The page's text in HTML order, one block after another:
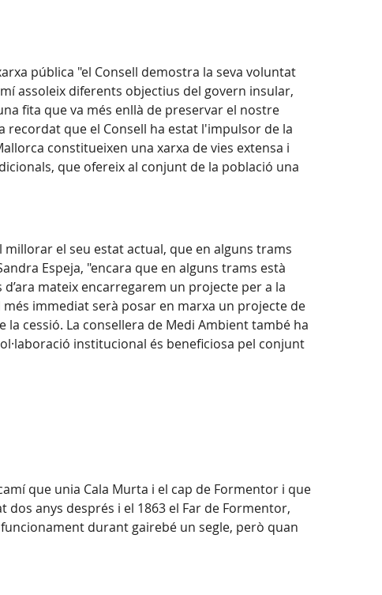
pública "el Consell demostra la seva voluntat
assoleix diferents objectius del govern insular,
fita que va més enllà de preservar el nostre
que el Consell ha estat l'impulsor de la
constitueixen una xarxa de vies extensa i
que ofereix al conjunt de la població una
el seu estat actual, que en alguns trams
Espeja, "encara que en alguns trams està
mateix encarregarem un projecte per a la
immediat serà posar en marxa un projecte de
cessió. La consellera de Medi Ambient també ha
institucional és beneficiosa pel conjunt
que unia Cala Murta i el cap de Formentor i que
anys després i el 1863 el Far de Formentor,
durant gairebé un segle, però quan